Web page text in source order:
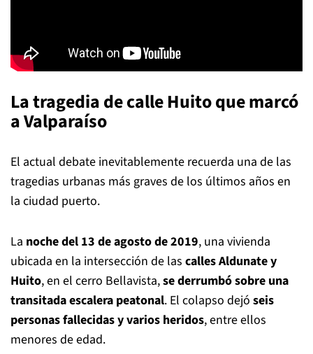
La tragedia de calle Huito que marcó
a Valparaíso
El actual debate inevitablemente recuerda una de las
tragedias urbanas más graves de los últimos años en
la ciudad puerto.
La noche del 13 de agosto de 2019, una vivienda
ubicada en la intersección de las calles Aldunate y
Huito, en el cerro Bellavista,se derrumbó sobre una
transitada escalera peatonal. El colapso dejó seis
personas fallecidas y varios heridos, entre ellos
menores de edad.